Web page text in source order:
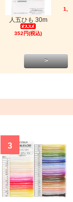
人五ひも 30m
352円(税込)
>
3